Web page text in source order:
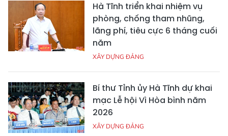
Hà Tĩnh triển khai nhiệm vụ
phòng, chống tham nhũng,
lãng phí, tiêu cực 6 tháng cuối
năm
XÂY DỰNG ĐẢNG
Bí thư Tỉnh ủy Hà Tĩnh dự khai
mạc Lễ hội Vì Hòa bình năm
2026
XÂY DỰNG ĐẢNG